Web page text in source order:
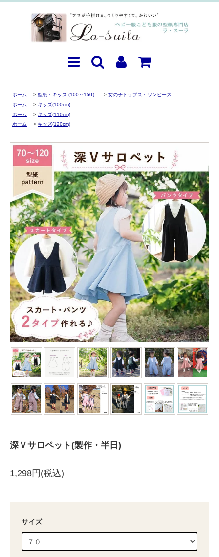
ホーム > 型紙・キッズ (100～150） > 女の子トップス・ワンピース
ホーム
> キッズ(100cm)
ホーム
> キッズ(110cm)
ホーム
> キッズ(120cm)
深Ｖサロペット(製作・半日)
1,298円(税込)
サイズ